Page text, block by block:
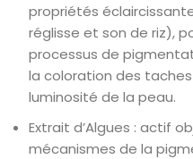
propriétés
réglisse et son de riz),
processus de
la coloration des
luminosité de la peau.
Extrait d’Algues : actif
mécanismes de la